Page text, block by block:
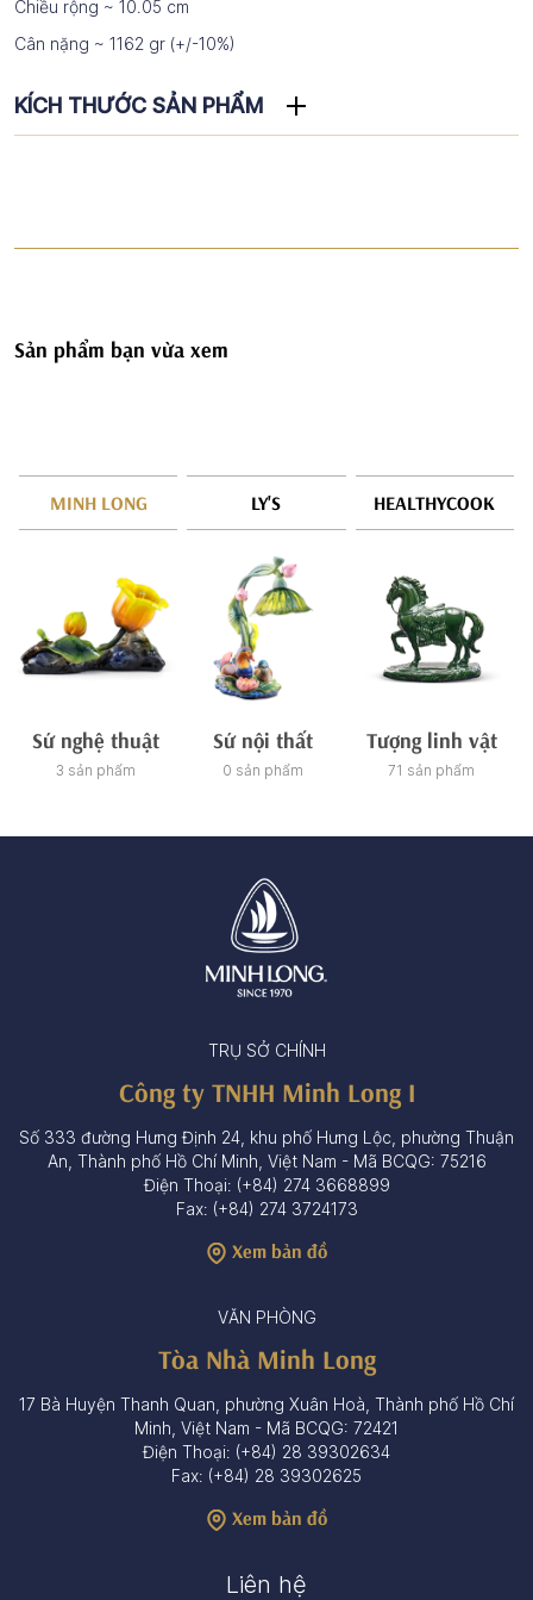
Chiều rộng ~ 10.05 cm
Cân nặng ~ 1162 gr (+/-10%)
KÍCH THƯỚC SẢN PHẨM
Sản phẩm bạn vừa xem
MINH LONG LY'S HEALTHYCOOK
Sứ nghệ thuật
3 sản phẩm
Sứ nội thất
0 sản phẩm
Tượng linh vật
71 sản phẩm
TRỤ SỞ CHÍNH
Công ty TNHH Minh Long I
Số 333 đường Hưng Định 24, khu phố Hưng Lộc, phường Thuận
An, Thành phố Hồ Chí Minh, Việt Nam - Mã BCQG: 75216
Điện Thoại: (+84) 274 3668899
Fax: (+84) 274 3724173
Xem bản đồ
VĂN PHÒNG
Tòa Nhà Minh Long
17 Bà Huyện Thanh Quan, phường Xuân Hoà, Thành phố Hồ Chí
Minh, Việt Nam - Mã BCQG: 72421
Điện Thoại: (+84) 28 39302634
Fax: (+84) 28 39302625
Xem bản đồ
Liên hệ